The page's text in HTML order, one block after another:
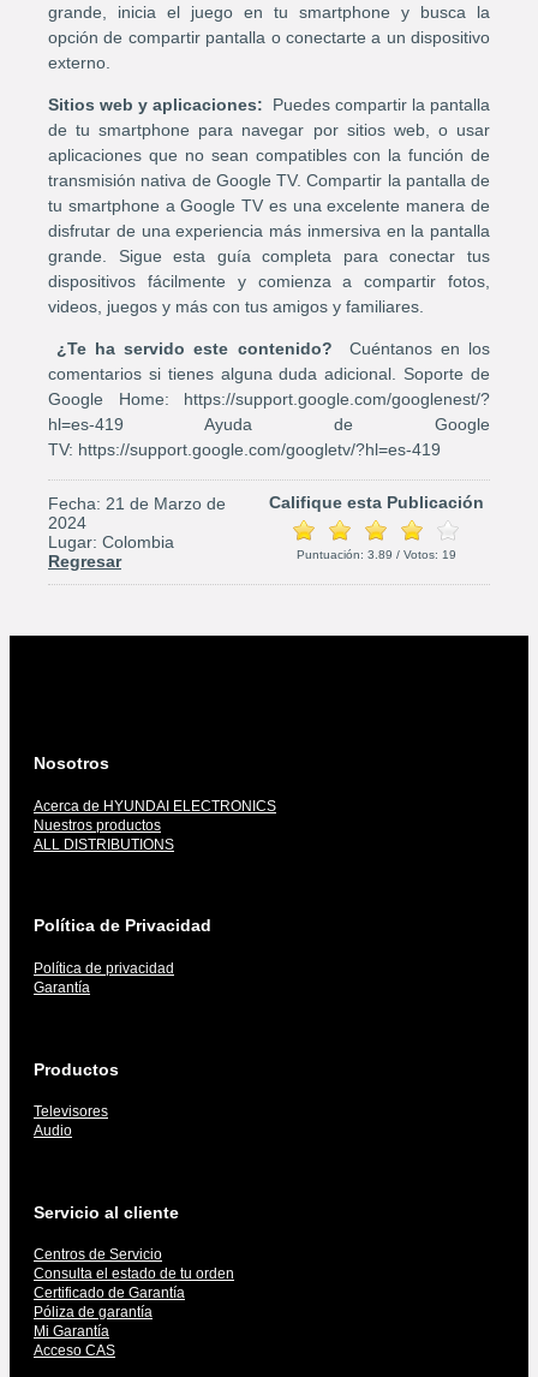
grande, inicia el juego en tu smartphone y busca la
opción de compartir pantalla o conectarte a un dispositivo
externo.
Sitios web y aplicaciones: Puedes compartir la pantalla
de tu smartphone para navegar por sitios web, o usar
aplicaciones que no sean compatibles con la función de
transmisión nativa de Google TV. Compartir la pantalla de
tu smartphone a Google TV es una excelente manera de
disfrutar de una experiencia más inmersiva en la pantalla
grande. Sigue esta guía completa para conectar tus
dispositivos fácilmente y comienza a compartir fotos,
videos, juegos y más con tus amigos y familiares.
¿Te ha servido este contenido? Cuéntanos en los
comentarios si tienes alguna duda adicional. Soporte de
Google Home: https://support.google.com/googlenest/?
hl=es-419 Ayuda de Google
TV: https://support.google.com/googletv/?hl=es-419
Fecha: 21 de Marzo de
2024
Lugar: Colombia
Regresar
Califique esta Publicación
Puntuación: 3.89 / Votos: 19
Nosotros
Acerca de HYUNDAI ELECTRONICS
Nuestros productos
ALL DISTRIBUTIONS
Política de Privacidad
Política de privacidad
Garantía
Productos
Televisores
Audio
Servicio al cliente
Centros de Servicio
Consulta el estado de tu orden
Certificado de Garantía
Póliza de garantía
Mi Garantía
Acceso CAS